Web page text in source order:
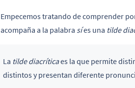
Empecemos tratando de comprender
acompaña a la palabra síes una tilde
La tilde diacríticaes la que permite
distintos y presentan diferente